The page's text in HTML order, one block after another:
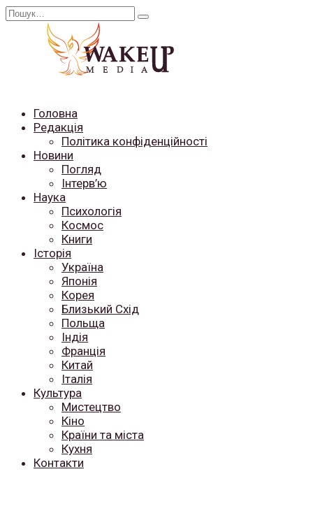
Перейти
Search
Головна
Редакція
Політика конфіденційності
Новини
Погляд
Інтерв’ю
Наука
Психологія
Космос
Книги
Історія
Україна
Японія
Корея
Близький Схід
Польща
Індія
Франція
Китай
Італія
Культура
Мистецтво
Кіно
Країни та міста
Кухня
Контакти